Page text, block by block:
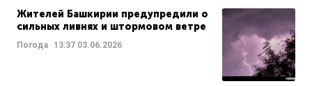
Жителей Башкирии предупредили о
сильных ливнях и штормовом ветре
Погода 13:37 03.06.2026